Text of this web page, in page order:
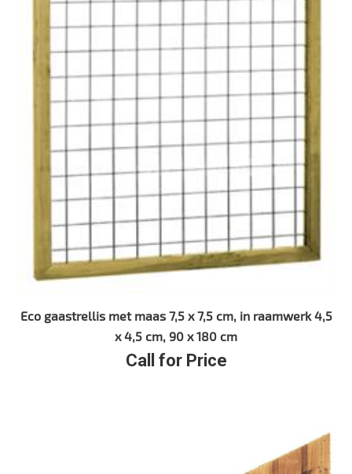
Eco gaastrellis met maas 7,5 x 7,5 cm, in raamwerk 4,5
x 4,5 cm, 90 x 180 cm
Call for Price